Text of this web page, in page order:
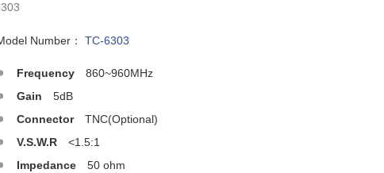
Number： TC-6303
Frequency
860~960MHz
Gain
5dB
Connector
TNC(Optional)
V.S.W.R
<1.5:1
Impedance
50 ohm